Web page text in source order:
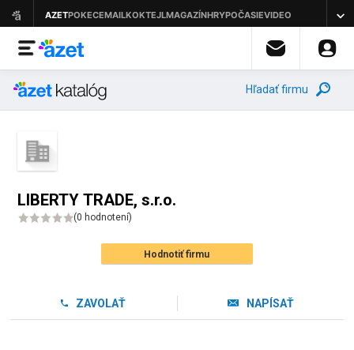
Hľadať firmu
LIBERTY TRADE, s.r.o.
(0 hodnotení)
Hodnotiť firmu
ZAVOLAŤ NAPÍSAŤ